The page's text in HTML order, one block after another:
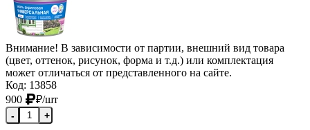
Внимание! В зависимости от партии, внешний вид товара
(цвет, оттенок, рисунок, форма и т.д.) или комплектация
может отличаться от представленного на сайте.
Код: 13858
900
₽/шт
- +